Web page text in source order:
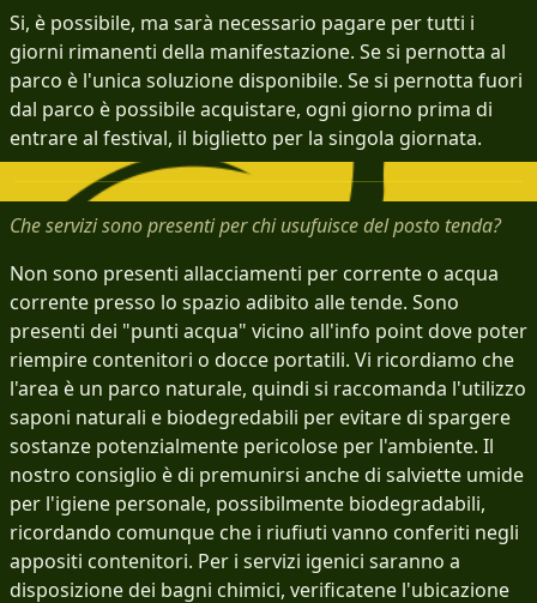
Si, è possibile, ma sarà necessario pagare per tutti i
giorni rimanenti della manifestazione. Se si pernotta al
parco è l'unica soluzione disponibile. Se si pernotta fuori
dal parco è possibile acquistare, ogni giorno prima di
entrare al festival, il biglietto per la singola giornata.
Che servizi sono presenti per chi usufuisce del posto tenda?
Non sono presenti allacciamenti per corrente o acqua
corrente presso lo spazio adibito alle tende. Sono
presenti dei "punti acqua" vicino all'info point dove poter
riempire contenitori o docce portatili. Vi ricordiamo che
l'area è un parco naturale, quindi si raccomanda l'utilizzo
saponi naturali e biodegredabili per evitare di spargere
sostanze potenzialmente pericolose per l'ambiente. Il
nostro consiglio è di premunirsi anche di salviette umide
per l'igiene personale, possibilmente biodegradabili,
ricordando comunque che i riufiuti vanno conferiti negli
appositi contenitori. Per i servizi igenici saranno a
disposizione dei bagni chimici, verificatene l'ubicazione